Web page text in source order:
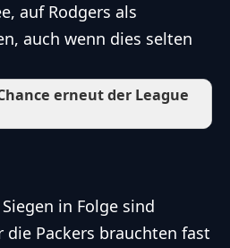
auf Rodgers als
auch wenn dies selten
erneut der League
in Folge sind
die Packers brauchten fast